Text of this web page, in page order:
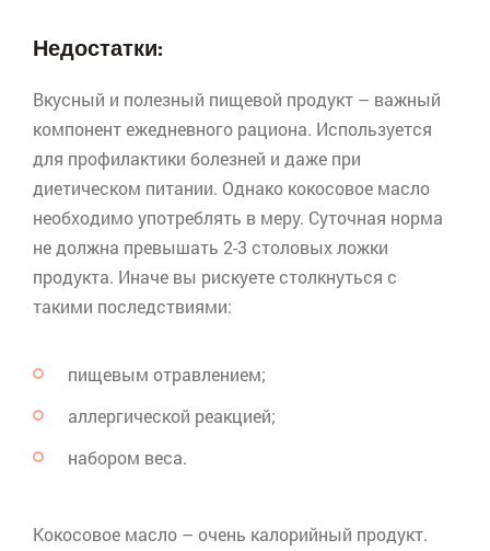
Недостатки:
Вкусный и полезный пищевой продукт – важный
компонент ежедневного рациона. Используется
для профилактики болезней и даже при
диетическом питании. Однако кокосовое масло
необходимо употреблять в меру. Суточная норма
не должна превышать 2-3 столовых ложки
продукта. Иначе вы рискуете столкнуться с
такими последствиями:
пищевым отравлением;
аллергической реакцией;
набором веса.
Кокосовое масло – очень калорийный продукт.